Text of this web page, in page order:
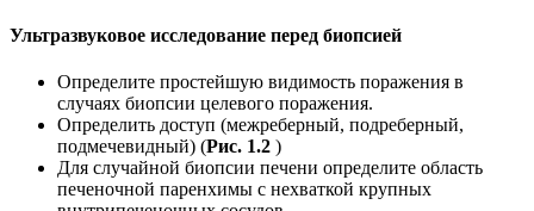
Ультразвуковое исследование перед биопсией
Определите простейшую видимость поражения в
случаях биопсии целевого поражения.
Определить доступ (межреберный, подреберный,
подмечевидный) (Рис. 1.2 )
Для случайной биопсии печени определите область
печеночной паренхимы с нехваткой крупных